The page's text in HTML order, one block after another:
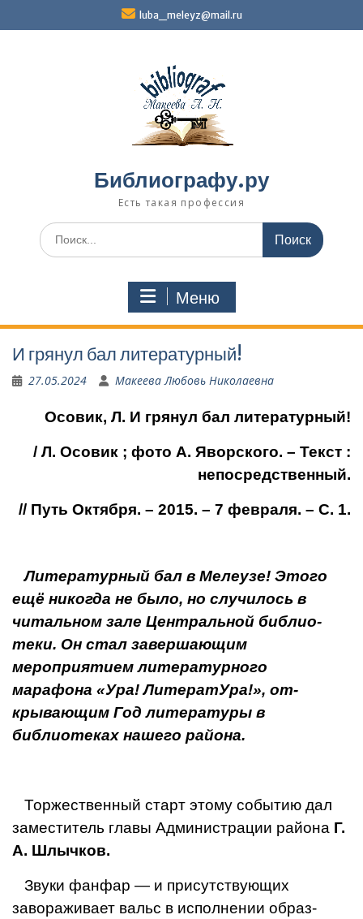
luba_meleyz@mail.ru
Библиографу.ру
Есть такая профессия
Поиск
по:
Меню
И грянул бал литературный!
27.05.2024 Макеева Любовь Николаевна
Осовик, Л. И грянул бал литературный!
/ Л. Осовик ; фото А. Яворского. – Текст :
непосредственный.
// Путь Октября. – 2015. – 7 февраля. – С. 1.
Литературный бал в Мелеузе! Этого
ещё никогда не было, но слу­чилось в
читальном за­ле Центральной библио­
теки. Он стал завершаю­щим
мероприятием ли­тературного
марафона «Ура! ЛитератУра!», от­
крывающим Год литера­туры в
библиотеках наше­го района.
Торжественный старт этому событию дал
заме­ститель главы Администра­ции района Г.
А. Шлычков.
Звуки фанфар — и при­сутствующих
завораживает вальс в исполнении образ­